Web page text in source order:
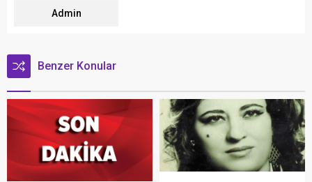
Admin
Benzer Konular